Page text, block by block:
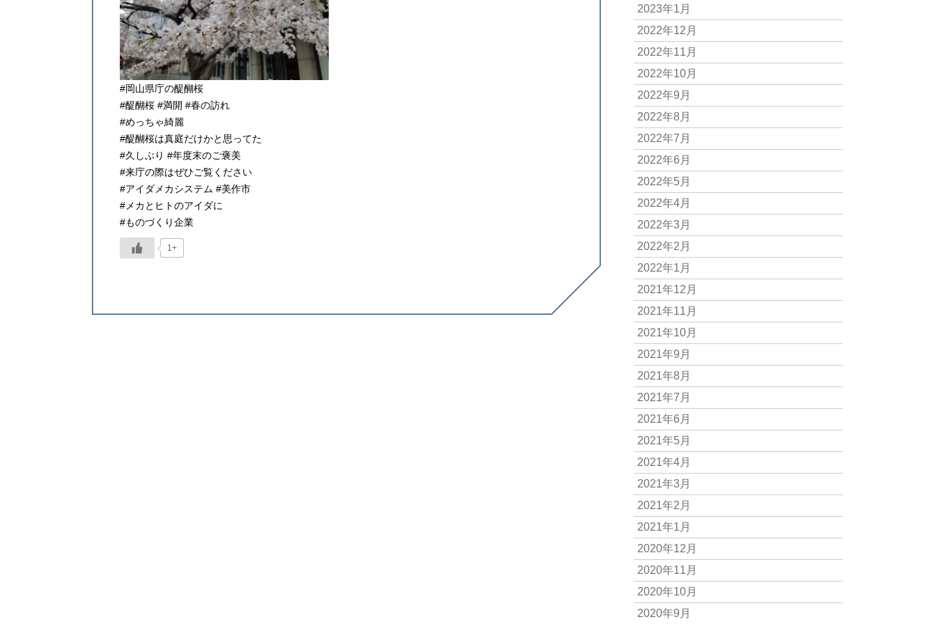
#岡山県庁の醍醐桜
#醍醐桜 #満開 #春の訪れ
#めっちゃ綺麗
#醍醐桜は真庭だけかと思ってた
#久しぶり #年度末のご褒美
#来庁の際はぜひご覧ください
#アイダメカシステム #美作市
#メカとヒトのアイダに
#ものづくり企業
1+
2023年1月
2022年12月
2022年11月
2022年10月
2022年9月
2022年8月
2022年7月
2022年6月
2022年5月
2022年4月
2022年3月
2022年2月
2022年1月
2021年12月
2021年11月
2021年10月
2021年9月
2021年8月
2021年7月
2021年6月
2021年5月
2021年4月
2021年3月
2021年2月
2021年1月
2020年12月
2020年11月
2020年10月
2020年9月